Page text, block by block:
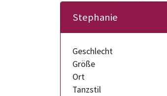
Stephanie
Geschlecht
Größe
Ort
Tanzstil